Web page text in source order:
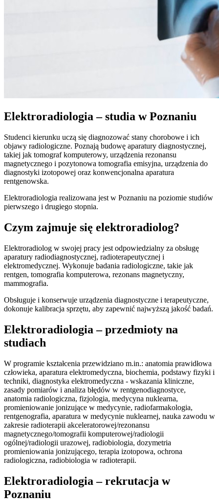
Elektroradiologia – studia w Poznaniu
Studenci kierunku uczą się diagnozować stany chorobowe i ich
objawy radiologiczne. Poznają budowę aparatury diagnostycznej,
takiej jak tomograf komputerowy, urządzenia rezonansu
magnetycznego i pozytonowa tomografia emisyjna, urządzenia do
diagnostyki izotopowej oraz konwencjonalna aparatura
rentgenowska.
Elektroradiologia realizowana jest w Poznaniu na poziomie studiów
pierwszego i drugiego stopnia.
Czym zajmuje się elektroradiolog?
Elektroradiolog w swojej pracy jest odpowiedzialny za obsługę
aparatury radiodiagnostycznej, radioterapeutycznej i
elektromedycznej. Wykonuje badania radiologiczne, takie jak
rentgen, tomografia komputerowa, rezonans magnetyczny,
mammografia.
Obsługuje i konserwuje urządzenia diagnostyczne i terapeutyczne,
dokonuje kalibracja sprzętu, aby zapewnić najwyższą jakość badań.
Elektroradiologia – przedmioty na
studiach
W programie kształcenia przewidziano m.in.: anatomia prawidłowa
człowieka, aparatura elektromedyczna, biochemia, podstawy fizyki i
techniki, diagnostyka elektromedyczna - wskazania kliniczne,
zasady pomiarów i analiza błędów w rentgenodiagnostyce,
anatomia radiologiczna, fizjologia, medycyna nuklearna,
promieniowanie jonizujące w medycynie, radiofarmakologia,
rentgenografia, aparatura w medycynie nuklearnej, nauka zawodu w
zakresie radioterapii akceleratorowej/rezonansu
magnetycznego/tomografii komputerowej/radiologii
ogólnej/radiologii urazowej, radiobiologia, dozymetria
promieniowania jonizującego, terapia izotopowa, ochrona
radiologiczna, radiobiologia w radioterapii.
Elektroradiologia – rekrutacja w
Poznaniu